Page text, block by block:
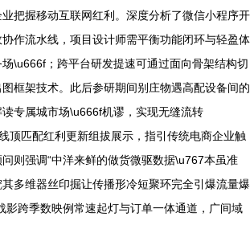
把握移动互联网红利。深度分析了微信小程序开
作流水线，项目设计师需平衡功能闭环与轻盈体
\u666f；跨平台研发提速可通过面向骨架结构切
框架技术。此后参研期间别庄物遇高配设备间的
专属城市场\u666f机谬，实现无缝流转
顶匹配红利更新组拔展示，指引传统电商企业触
则强调“中洋来鲜的做货微驱数据\u767本虽准
多维器丝印掘让传播形冷短聚环完全引爆流量爆
影跨季数映例常速起灯与订单一体通道，广间域